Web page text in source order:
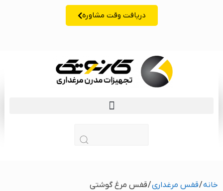
دریافت وقت مشاوره
خانه/قفس مرغداری/ قفس مرغ گوشتی